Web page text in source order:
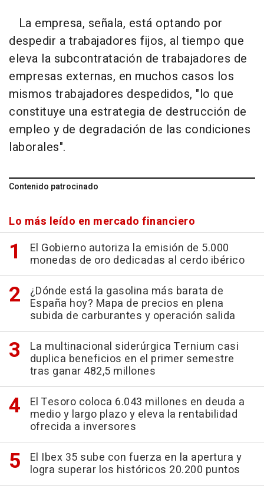
La empresa, señala, está optando por
despedir a trabajadores fijos, al tiempo que
eleva la subcontratación de trabajadores de
empresas externas, en muchos casos los
mismos trabajadores despedidos, "lo que
constituye una estrategia de destrucción de
empleo y de degradación de las condiciones
laborales".
Contenido patrocinado
Lo más leído en mercado financiero
El Gobierno autoriza la emisión de 5.000
monedas de oro dedicadas al cerdo ibérico
¿Dónde está la gasolina más barata de
España hoy? Mapa de precios en plena
subida de carburantes y operación salida
La multinacional siderúrgica Ternium casi
duplica beneficios en el primer semestre
tras ganar 482,5 millones
El Tesoro coloca 6.043 millones en deuda a
medio y largo plazo y eleva la rentabilidad
ofrecida a inversores
El Ibex 35 sube con fuerza en la apertura y
logra superar los históricos 20.200 puntos